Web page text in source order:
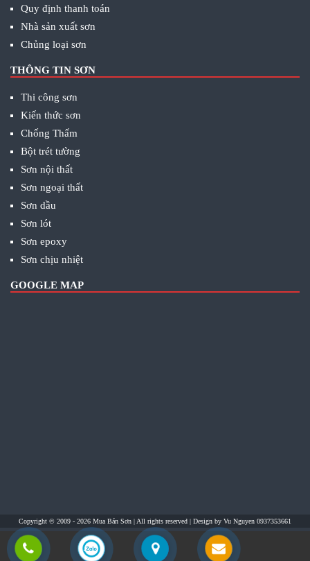
Quy định thanh toán
Nhà sản xuất sơn
Chủng loại sơn
THÔNG TIN SƠN
Thi công sơn
Kiến thức sơn
Chống Thấm
Bột trét tường
Sơn nội thất
Sơn ngoại thất
Sơn dầu
Sơn lót
Sơn epoxy
Sơn chịu nhiệt
GOOGLE MAP
Copyright © 2009 - 2026 Mua Bán Sơn | All rights reserved | Design by Vu Nguyen 0937353661